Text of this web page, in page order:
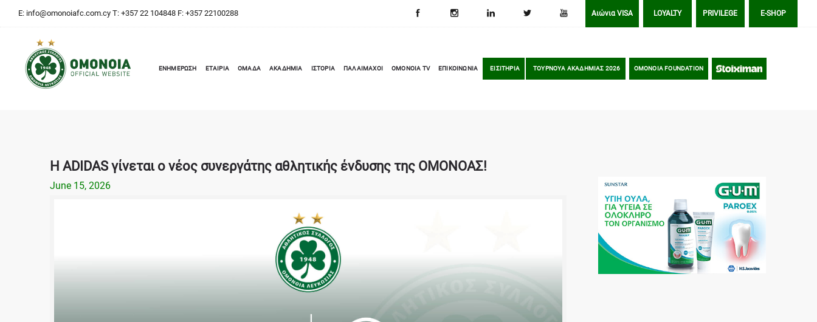
E: info@omonoiafc.com.cy T: +357 22 104848 F: +357 22100288 Αιώνια VISA LOYALTY PRIVILEGE E-SHOP
ΕΝΗΜΕΡΩΣΗ ΕΤΑΙΡΙΑ ΟΜΑΔΑ ΑΚΑΔΗΜΙΑ ΙΣΤΟΡΙΑ ΠΑΛΑΙΜΑΧΟΙ OMONOIA TV ΕΠΙΚΟΙΝΩΝΙΑ ΕΙΣΙΤΗΡΙΑ ΤΟΥΡΝΟΥΑ ΑΚΑΔΗΜΙΑΣ 2026 OMONOIA FOUNDATION STOIXIMAN
Η ADIDAS γίνεται ο νέος συνεργάτης αθλητικής ένδυσης της ΟΜΟΝΟΑΣ!
June 15, 2026